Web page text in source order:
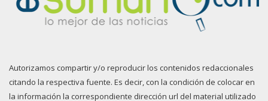
Autorizamos compartir y/o reproducir los contenidos redaccionales
citando la respectiva fuente. Es decir, con la condición de colocar en
la información la correspondiente dirección url del material utilizado